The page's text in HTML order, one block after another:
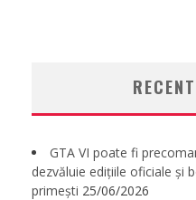
GTA VI poate fi
dezvăluie edițiile oficiale și
primești 25/06/2026